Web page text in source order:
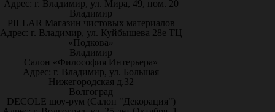
Адрес: г. Владимир, ул. Мира, 49, пом. 20
Владимир
PILLAR Магазин чистовых материалов
Адрес: г. Владимир, ул. Куйбышева 28е ТЦ
«Подкова»
Владимир
Салон «Философия Интерьера»
Адрес: г. Владимир, ул. Большая
Нижегородская д.32
Волгоград
DECOLE шоу-рум (Салон "Декорация")